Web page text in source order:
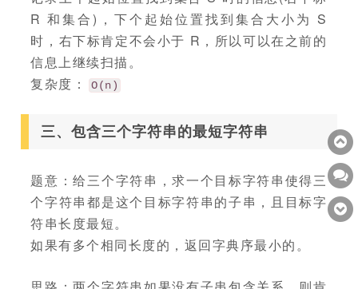
R 和集合)，下个起始位置找到集合大小为 S
时，右下标肯定不会小于 R，所以可以在之前的
信息上继续扫描。
复杂度：
O(n)
三、包含三个字符串的最短字符串
题意：给三个字符串，求一个目标字符串使得三
个字符串都是这个目标字符串的子串，且目标字
符串长度最短。
如果有多个相同长度的，返回字典序最小的。